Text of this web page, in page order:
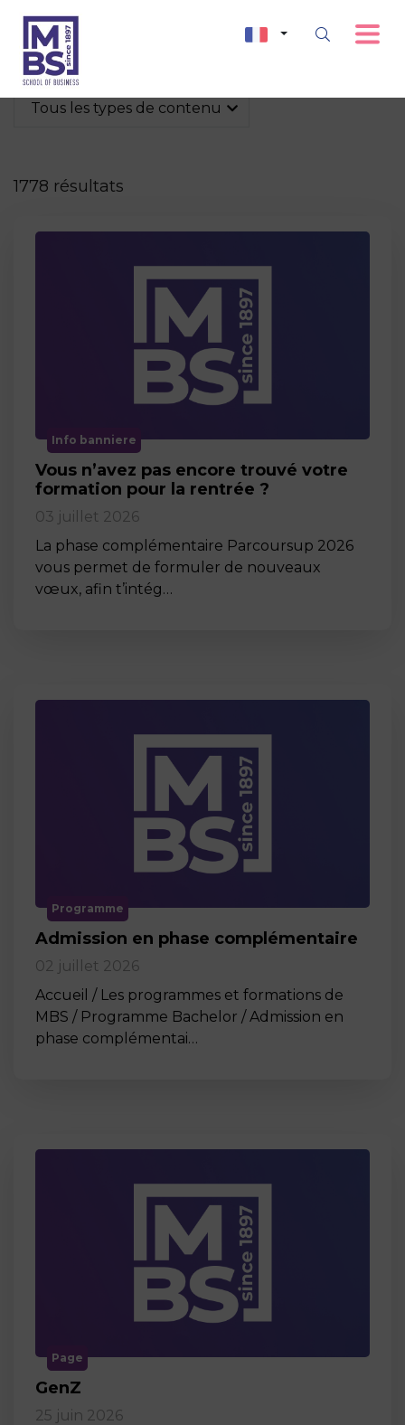
Tous les types de contenu
1778 résultats
Info banniere
Vous n’avez pas encore trouvé votre
formation pour la rentrée ?
03 juillet 2026
La phase complémentaire Parcoursup 2026
vous permet de formuler de nouveaux
vœux, afin t’intég…
Programme
Admission en phase complémentaire
02 juillet 2026
Accueil / Les programmes et formations de
MBS / Programme Bachelor / Admission en
phase complémentai…
Page
GenZ
25 juin 2026